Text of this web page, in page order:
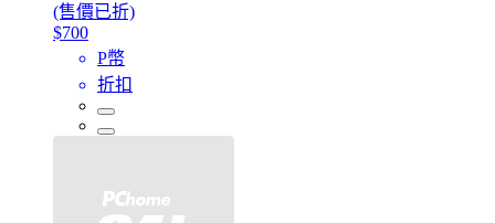
(售價已折)
$700
P幣
折扣